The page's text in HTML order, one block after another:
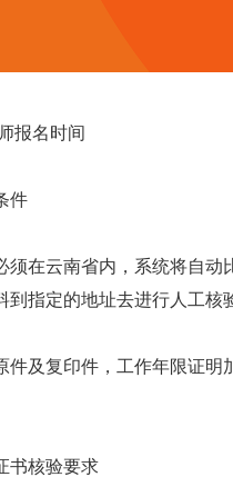
报名时间
件
在云南省内，系统将自动
到指定的地址去进行人工
及复印件，工作年限证明
核验要求